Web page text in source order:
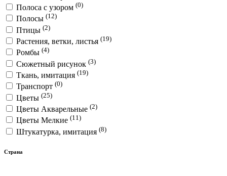
Полоса с узором (0)
Полосы (12)
Птицы (2)
Растения, ветки, листья (19)
Ромбы (4)
Сюжетный рисунок (3)
Ткань, имитация (19)
Транспорт (0)
Цветы (25)
Цветы Акварельные (2)
Цветы Мелкие (11)
Штукатурка, имитация (8)
Страна